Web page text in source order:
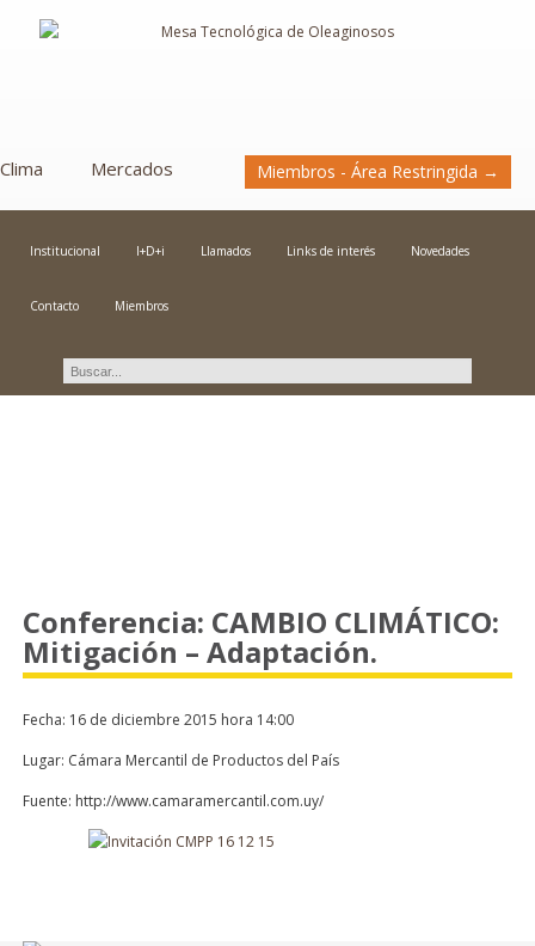
Clima Mercados Miembros - Área Restringida →
Institucional I+D+i Llamados Links de interés Novedades
Contacto Miembros
Conferencia: CAMBIO CLIMÁTICO:
Mitigación – Adaptación.
Fecha: 16 de diciembre 2015 hora 14:00
Lugar: Cámara Mercantil de Productos del País
Fuente: http://www.camaramercantil.com.uy/